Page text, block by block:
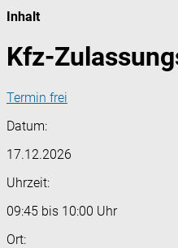
Inhalt
Kfz-
Termin frei
Datum:
17.12.2026
Uhrzeit:
09:45 bis 10:00 Uhr
Ort: